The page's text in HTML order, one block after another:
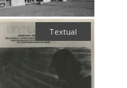
Textual